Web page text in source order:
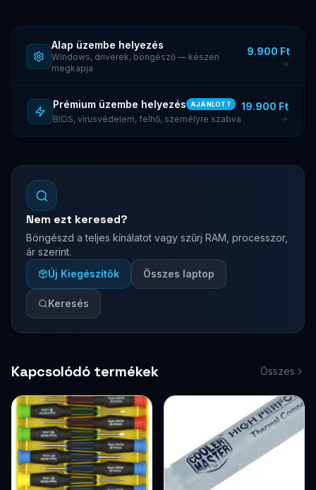
Alap üzembe helyezés
Windows, driverek, böngésző — készen
megkapja
9.900 Ft
Prémium üzembe helyezés AJÁNLOTT
BIOS, vírusvédelem, felhő, személyre szabva
19.900 Ft
Nem ezt keresed?
Böngészd a teljes kínálatot vagy szűrj RAM, processzor,
ár szerint.
Új Kiegészítők
Összes laptop
Keresés
Kapcsolódó termékek Összes